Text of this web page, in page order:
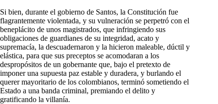
Si bien, durante el gobierno de Santos, la Constitución fue
flagrantemente violentada, y su vulneración se perpetró con el
beneplácito de unos magistrados, que infringiendo sus
obligaciones de guardianes de su integridad, acato y
supremacía, la descuadernaron y la hicieron maleable, dúctil y
elástica, para que sus preceptos se acomodaran a los
despropósitos de un gobernante que, bajo el pretexto de
imponer una supuesta paz estable y duradera, y burlando el
querer mayoritario de los colombianos, terminó sometiendo el
Estado a una banda criminal, premiando el delito y
gratificando la villanía.